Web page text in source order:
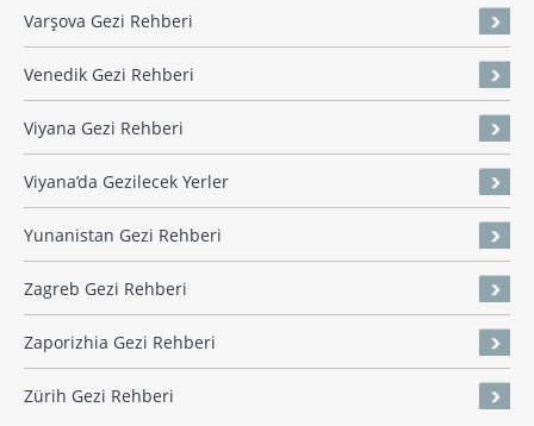
Varşova Gezi Rehberi
Venedik Gezi Rehberi
Viyana Gezi Rehberi
Viyana’da Gezilecek Yerler
Yunanistan Gezi Rehberi
Zagreb Gezi Rehberi
Zaporizhia Gezi Rehberi
Zürih Gezi Rehberi